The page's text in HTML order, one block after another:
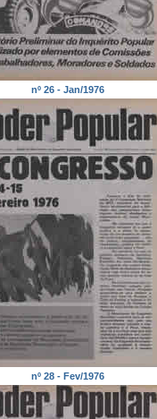
nº 26 - Jan/1976
nº 28 - Fev/1976